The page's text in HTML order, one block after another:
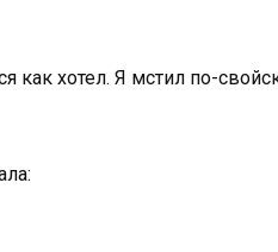
хотел. Я мстил по-